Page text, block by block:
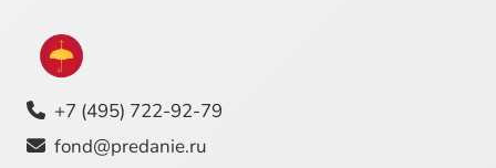
+7 (495) 722-92-79
fond@predanie.ru